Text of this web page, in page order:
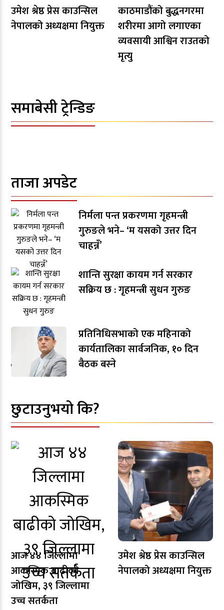
उमेश श्रेष्ठ प्रेस काउन्सिल
नेपालको अध्यक्षमा नियुक्त
काठमाडौंको बुद्धनगरमा
शरीरमा आगो लगाएका
व्यवसायी आश्विन राउतको
मृत्यु
समाबेसी ट्रेन्डिङ
ताजा अपडेट
निर्मला पन्त प्रकरणमा गृहमन्त्री
गुरुङले भने– ‘म यसको उत्तर दिन
चाहन्नँ’
शान्ति सुरक्षा कायम गर्न सरकार
सक्रिय छ : गृहमन्त्री सुधन गुरुङ
प्रतिनिधिसभाको एक महिनाको
कार्यतालिका सार्वजनिक, १० दिन
बैठक बस्ने
छुटाउनुभयो कि?
आज ४४ जिल्लामा
आकस्मिक बाढीको
जोखिम, ३९ जिल्लामा
उच्च सतर्कता
उमेश श्रेष्ठ प्रेस काउन्सिल
नेपालको अध्यक्षमा नियुक्त